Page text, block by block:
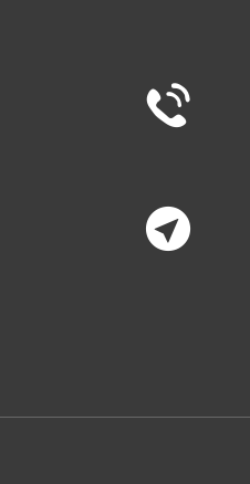

